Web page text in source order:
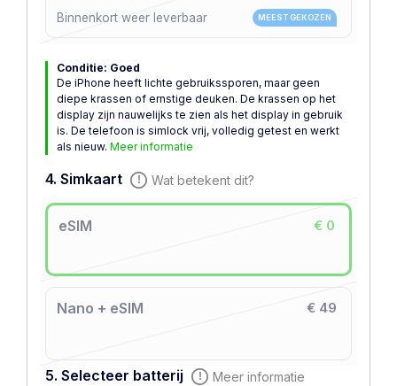
MEEST GEKOZEN
Binnenkort weer leverbaar
Conditie: Goed
De iPhone heeft lichte gebruikssporen, maar geen
diepe krassen of ernstige deuken. De krassen op het
display zijn nauwelijks te zien als het display in gebruik
is. De telefoon is simlock vrij, volledig getest en werkt
als nieuw. Meer informatie
4. Simkaart Wat betekent dit?
eSIM € 0
Nano + eSIM € 49
5. Selecteer batterij Meer informatie